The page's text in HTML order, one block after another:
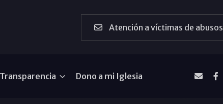
Atención a víctimas de abusos
Transparencia Dono a mi Iglesia